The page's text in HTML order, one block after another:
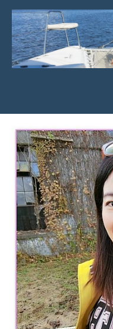
Skip
content
菲
亞
娃
JEFFIA
FANG
亞
娃
粉
絲
團、
主
旅
遊、
達
人
帶
路、
旅